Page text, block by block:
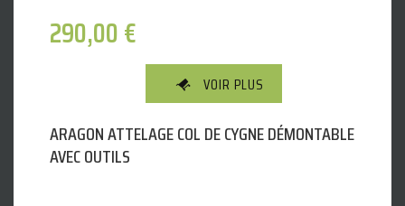
290,00€
VOIR PLUS
ARAGON ATTELAGE COL DE CYGNE DÉMONTABLE
AVEC OUTILS